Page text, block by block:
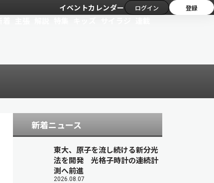
イベントカレンダー ログイン 登録
新着ニュース
東大、原子を流し続ける新分光
法を開発 光格子時計の連続計
測へ前進
2026.08.07